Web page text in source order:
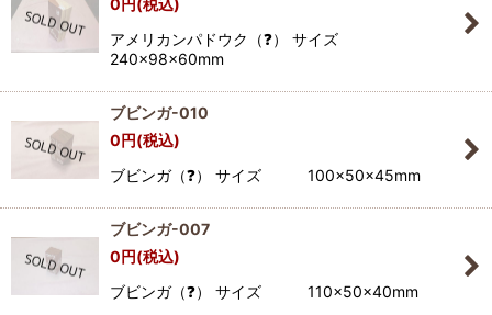
0円(税込)
アメリカンパドウク（❓） サイズ
240×98×60mm
ブビンガ-010
0円(税込)
ブビンガ（❓） サイズ 100×50×45mm
ブビンガ-007
0円(税込)
ブビンガ（❓） サイズ 110×50×40mm